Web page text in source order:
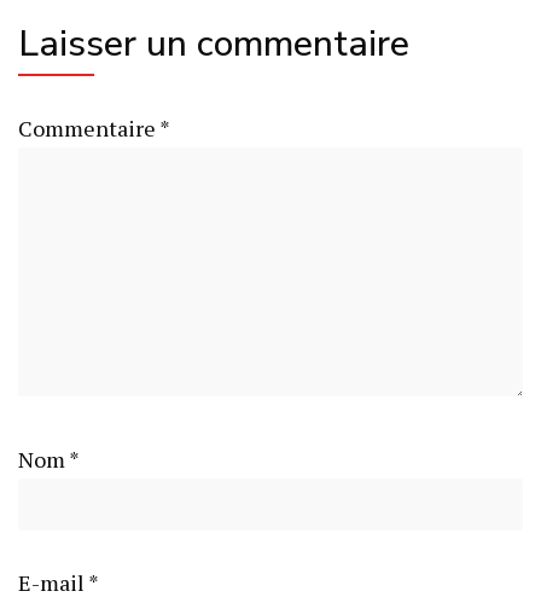
Laisser un commentaire
Commentaire *
Nom *
E-mail *